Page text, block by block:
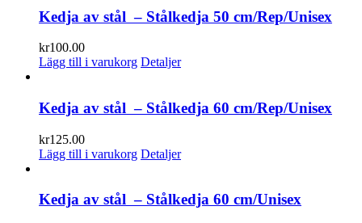
Kedja av stål – Stålkedja 50 cm/Rep/Unisex
kr100.00
Lägg till i varukorg Detaljer
Kedja av stål – Stålkedja 60 cm/Rep/Unisex
kr125.00
Lägg till i varukorg Detaljer
Kedja av stål – Stålkedja 60 cm/Unisex